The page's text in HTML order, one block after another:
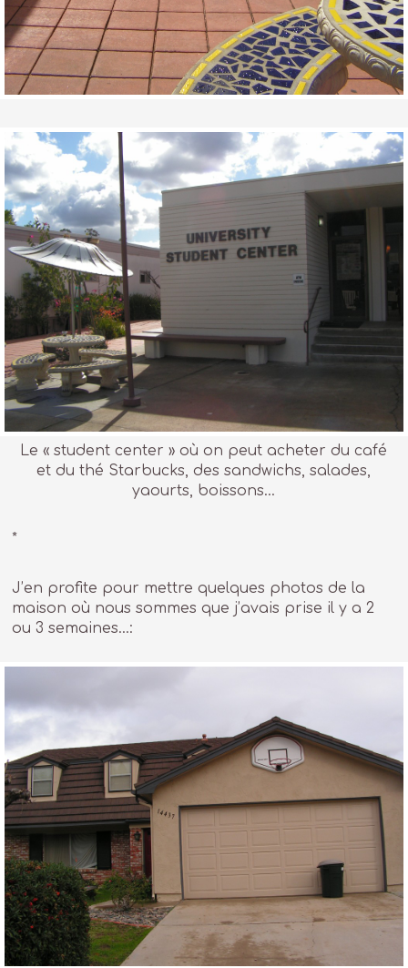
Le « student center » où on peut acheter du café
et du thé Starbucks, des sandwichs, salades,
yaourts, boissons…
*
J’en profite pour mettre quelques photos de la
maison où nous sommes que j’avais prise il y a 2
ou 3 semaines…: